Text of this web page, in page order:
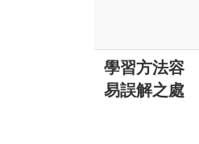
學習方法容
易誤解之處